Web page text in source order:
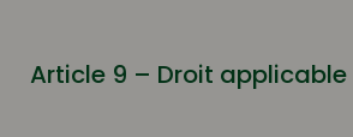
Article 9 – Droit applicable